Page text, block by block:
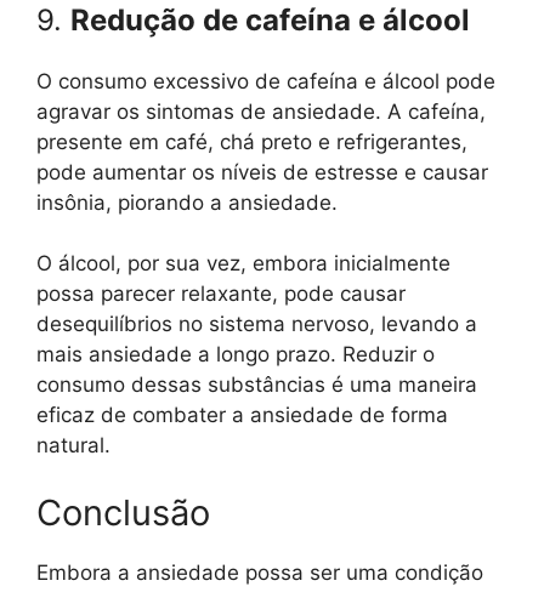
9. Redução de cafeína e álcool
O consumo excessivo de cafeína e álcool pode
agravar os sintomas de ansiedade. A cafeína,
presente em café, chá preto e refrigerantes,
pode aumentar os níveis de estresse e causar
insônia, piorando a ansiedade.
O álcool, por sua vez, embora inicialmente
possa parecer relaxante, pode causar
desequilíbrios no sistema nervoso, levando a
mais ansiedade a longo prazo. Reduzir o
consumo dessas substâncias é uma maneira
eficaz de combater a ansiedade de forma
natural.
Conclusão
Embora a ansiedade possa ser uma condição